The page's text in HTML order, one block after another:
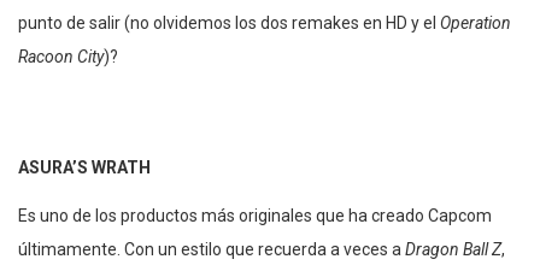
punto de salir (no olvidemos los dos remakes en HD y el Operation
Racoon City)?
ASURA’S WRATH
Es uno de los productos más originales que ha creado Capcom
últimamente. Con un estilo que recuerda a veces a Dragon Ball Z,